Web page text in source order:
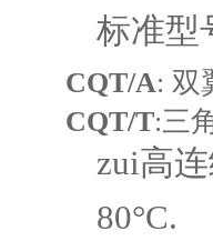
标准型
CQT/A: 双
CQT/T:三
zui高
80°C.